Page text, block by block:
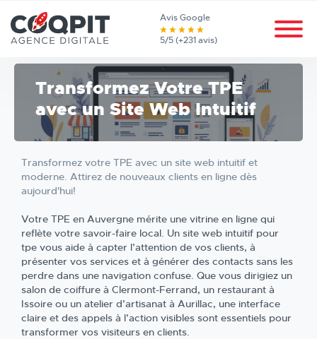
Avis Google
5/5 (+231 avis)
Transformez Votre TPE
avec un Site Web Intuitif
Transformez votre TPE avec un site web intuitif et
moderne. Attirez de nouveaux clients en ligne dès
aujourd'hui!
Votre TPE en Auvergne mérite une vitrine en ligne qui
reflète votre savoir-faire local. Un site web intuitif pour
tpe vous aide à capter l’attention de vos clients, à
présenter vos services et à générer des contacts sans les
perdre dans une navigation confuse. Que vous dirigiez un
salon de coiffure à Clermont-Ferrand, un restaurant à
Issoire ou un atelier d’artisanat à Aurillac, une interface
claire et des appels à l’action visibles sont essentiels pour
transformer vos visiteurs en clients.